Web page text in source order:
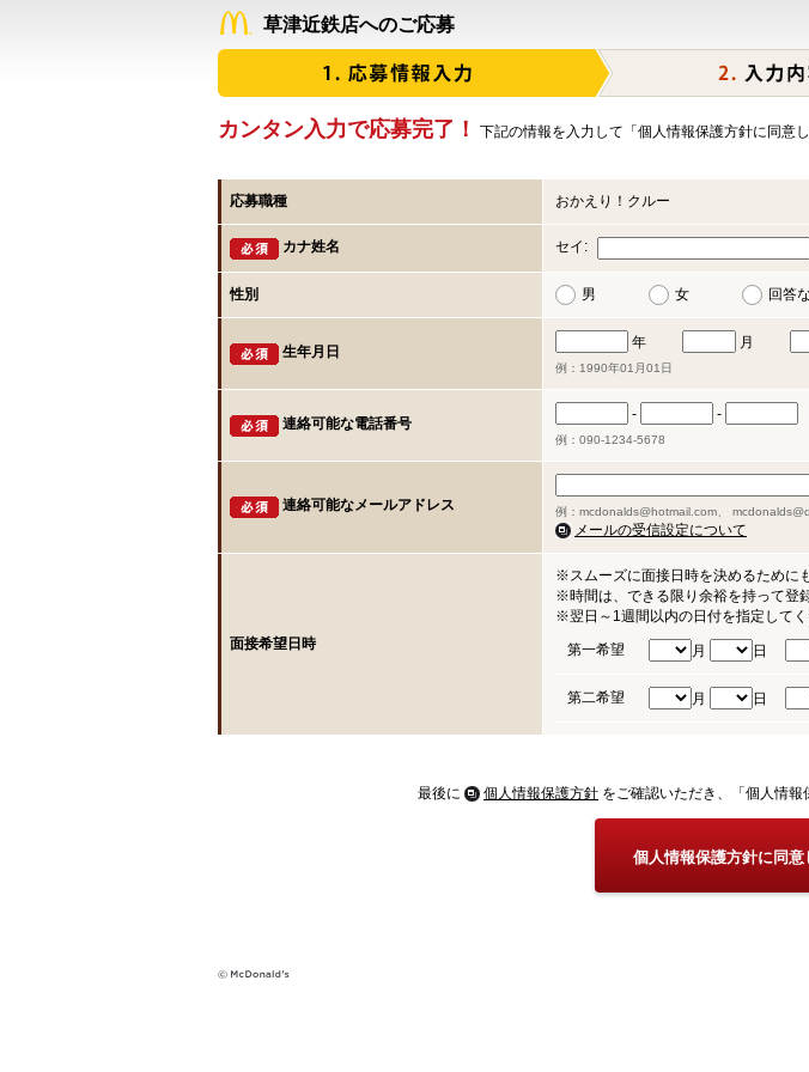
草津近鉄店へのご応募
カンタン入力で応募完了！ 下記の情報を入力して「個人情報保護方針に同意
応募職種 おかえり！クルー
カナ姓名 セイ:
性別 男 女 回答
生年月日
年 月
例：1990年01月01日
連絡可能な電話番号
- -
例：090-1234-5678
連絡可能なメールアドレス 例：mcdonalds@hotmail.com、
メールの受信設定について
面接希望日時
※スムーズに面接日時を決めるために
※時間は、できる限り余裕を持って登
※翌日～1週間以内の日付を指定してく
第一希望
月 日
第二希望 月 日
最後に 個人情報保護方針 をご確認いただき、「個人情
個人情報保護方針に同意